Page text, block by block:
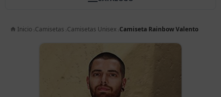
Inicio Camisetas Camisetas Unisex Camiseta Rainbow Valento